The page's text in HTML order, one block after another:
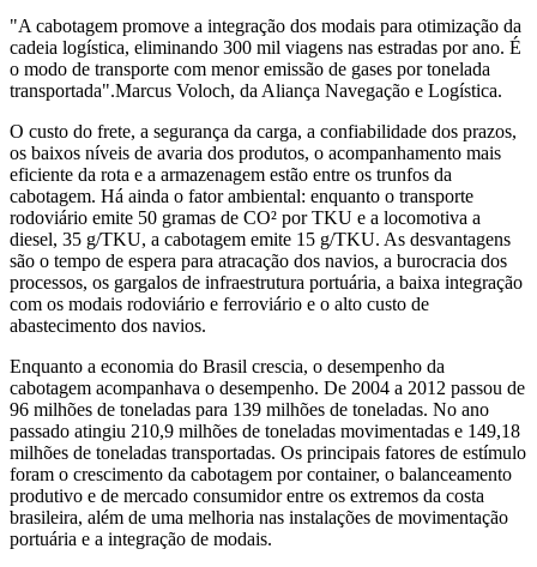
"A cabotagem promove a integração dos modais para otimização da
cadeia logística, eliminando 300 mil viagens nas estradas por ano. É
o modo de transporte com menor emissão de gases por tonelada
transportada".Marcus Voloch, da Aliança Navegação e Logística.
O custo do frete, a segurança da carga, a confiabilidade dos prazos,
os baixos níveis de avaria dos produtos, o acompanhamento mais
eficiente da rota e a armazenagem estão entre os trunfos da
cabotagem. Há ainda o fator ambiental: enquanto o transporte
rodoviário emite 50 gramas de CO² por TKU e a locomotiva a
diesel, 35 g/TKU, a cabotagem emite 15 g/TKU. As desvantagens
são o tempo de espera para atracação dos navios, a burocracia dos
processos, os gargalos de infraestrutura portuária, a baixa integração
com os modais rodoviário e ferroviário e o alto custo de
abastecimento dos navios.
Enquanto a economia do Brasil crescia, o desempenho da
cabotagem acompanhava o desempenho. De 2004 a 2012 passou de
96 milhões de toneladas para 139 milhões de toneladas. No ano
passado atingiu 210,9 milhões de toneladas movimentadas e 149,18
milhões de toneladas transportadas. Os principais fatores de estímulo
foram o crescimento da cabotagem por container, o balanceamento
produtivo e de mercado consumidor entre os extremos da costa
brasileira, além de uma melhoria nas instalações de movimentação
portuária e a integração de modais.